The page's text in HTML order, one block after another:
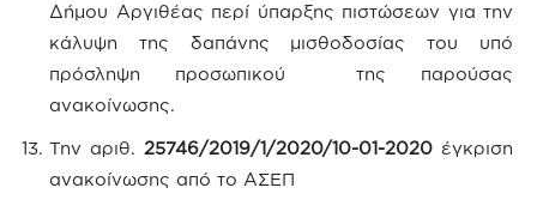
Δήμου Αργιθέας περί ύπαρξης πιστώσεων για την
κάλυψη της δαπάνης μισθοδοσίας του υπό
πρόσληψη προσωπικού της παρούσας
ανακοίνωσης.
Την αριθ. 25746/2019/1/2020/10-01-2020 έγκριση
ανακοίνωσης από το ΑΣΕΠ